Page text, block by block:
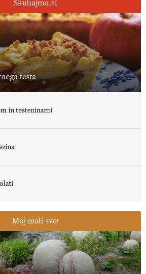
Skuhajmo.si
testa
in testeninami
Moj mali svet